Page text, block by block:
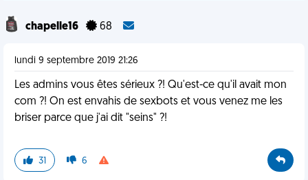
chapelle16 68
lundi 9 septembre 2019 21:26
Les admins vous êtes sérieux ?! Qu'est-ce qu'il avait mon
com ?! On est envahis de sexbots et vous venez me les
briser parce que j'ai dit "seins" ?!
31 6